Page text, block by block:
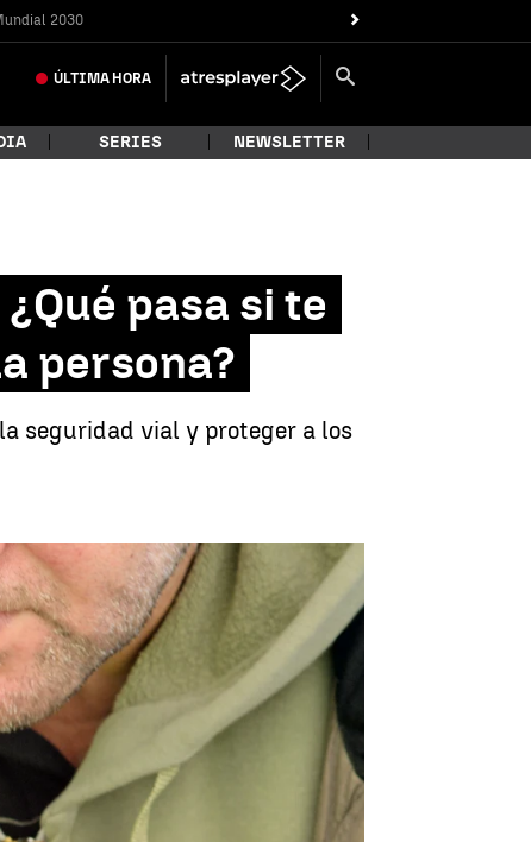
2030
ÚLTIMA HORA
SERIES NEWSLETTER
pasa si te
persona?
seguridad vial y proteger a los
para todos los conductores al 0,2 | iStock